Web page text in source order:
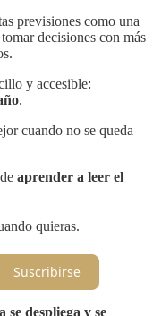
previsiones como una
decisiones con más
y accesible:
.
cuando no se queda
aprender a leer el
quieras.
Suscribirse
se despliega y se